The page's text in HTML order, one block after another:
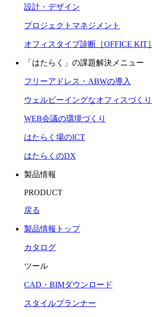
設計・デザイン
プロジェクトマネジメント
オフィスタイプ診断［OFFICE KIT］
「はたらく」の課題解決メニュー
フリーアドレス・ABWの導入
ウェルビーイングなオフィスづくり
WEB会議の環境づくり
はたらく場のICT
はたらくのDX
製品情報
PRODUCT
戻る
製品情報トップ
カタログ
ツール
CAD・BIMダウンロード
スタイルプランナー